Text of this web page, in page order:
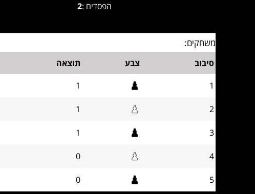
הפסדים :2
משחקים:
סיבוב צבע תוצאה
1
1
2
1
3
1
4
0
5
0